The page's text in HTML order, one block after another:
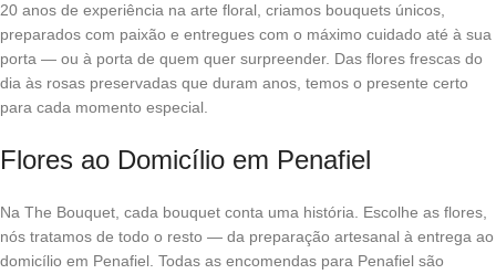
20 anos de experiência na arte floral, criamos bouquets únicos,
preparados com paixão e entregues com o máximo cuidado até à sua
porta — ou à porta de quem quer surpreender. Das flores frescas do
dia às rosas preservadas que duram anos, temos o presente certo
para cada momento especial.
Flores ao Domicílio em Penafiel
Na The Bouquet, cada bouquet conta uma história. Escolhe as flores,
nós tratamos de todo o resto — da preparação artesanal à entrega ao
domicílio em Penafiel. Todas as encomendas para Penafiel são